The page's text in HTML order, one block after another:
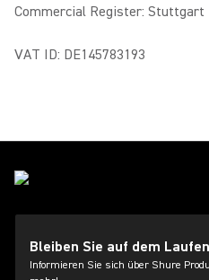
Commercial Register: Stuttgart
VAT ID: DE145783193
Bleiben Sie auf dem
Informieren Sie sich über Shure